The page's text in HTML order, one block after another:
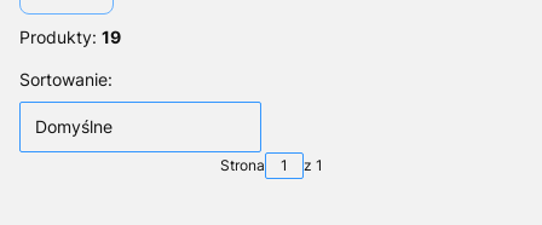
Produkty: 19
Lista produktów
Sortowanie:
Domyślne
Strona z 1